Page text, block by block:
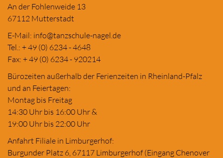
An der Fohlenweide 13
67112 Mutterstadt
E-Mail: info@tanzschule-nagel.de
Tel.: + 49 (0) 6234 - 4648
Fax: + 49 (0) 6234 - 920214
Bürozeiten außerhalb der Ferienzeiten in Rheinland-Pfalz
und an Feiertagen:
Montag bis Freitag
14:30 Uhr bis 16:00 Uhr &
19:00 Uhr bis 22:00 Uhr
Anfahrt Filiale in Limburgerhof:
Burgunder Platz 6, 67117 Limburgerhof (Eingang Chenover